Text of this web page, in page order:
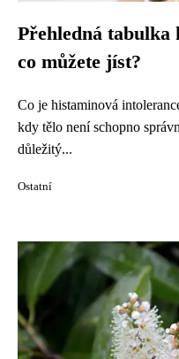
Přehledná tabulka
co můžete jíst?
Co je histaminová
kdy tělo není schopno
důležitý...
Ostatní